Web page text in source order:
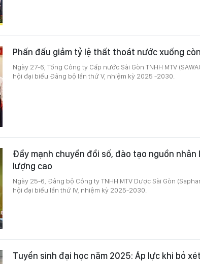
Phấn đấu giảm tỷ lệ thất thoát nước xuống
Ngày 27-6, Tổng Công ty Cấp nước Sài Gòn TNHH MTV
hội đại biểu Đảng bộ lần thứ V, nhiệm kỳ 2025 -2030.
Đẩy mạnh chuyển đổi số, đào tạo nguồn nhân
lượng cao
Ngày 25-6, Đảng bộ Công ty TNHH MTV Dược Sài Gòn
hội đại biểu lần thứ IV, nhiệm kỳ 2025-2030.
Tuyển sinh đại học năm 2025: Áp lực khi bỏ